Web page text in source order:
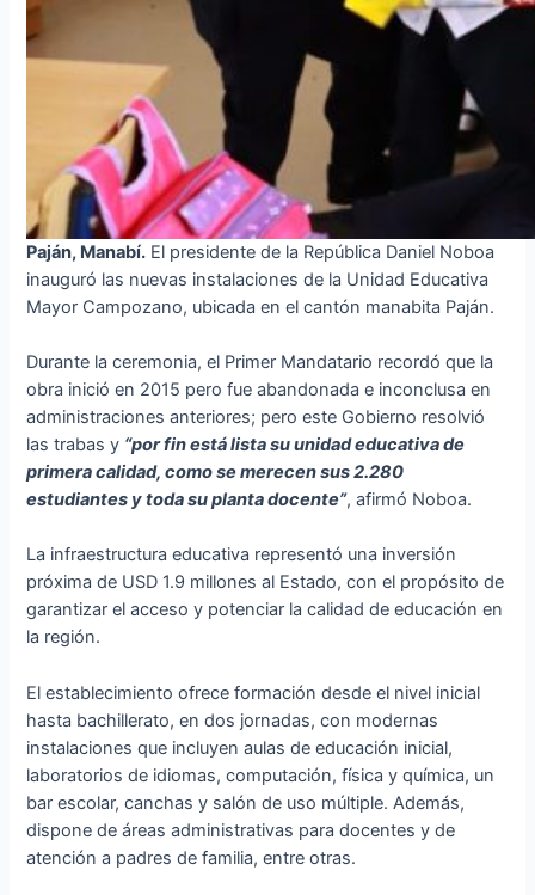
Paján, Manabí. El presidente de la República Daniel Noboa
inauguró las nuevas instalaciones de la Unidad Educativa
Mayor Campozano, ubicada en el cantón manabita Paján.
Durante la ceremonia, el Primer Mandatario recordó que la
obra inició en 2015 pero fue abandonada e inconclusa en
administraciones anteriores; pero este Gobierno resolvió
las trabas y “por fin está lista su unidad educativa de
primera calidad, como se merecen sus 2.280
estudiantes y toda su planta docente”, afirmó Noboa.
La infraestructura educativa representó una inversión
próxima de USD 1.9 millones al Estado, con el propósito de
garantizar el acceso y potenciar la calidad de educación en
la región.
El establecimiento ofrece formación desde el nivel inicial
hasta bachillerato, en dos jornadas, con modernas
instalaciones que incluyen aulas de educación inicial,
laboratorios de idiomas, computación, física y química, un
bar escolar, canchas y salón de uso múltiple. Además,
dispone de áreas administrativas para docentes y de
atención a padres de familia, entre otras.